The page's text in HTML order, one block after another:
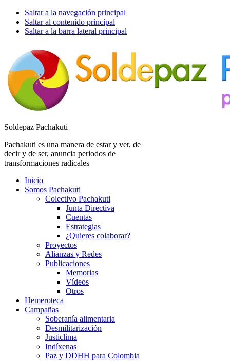
Saltar a la navegación principal
Saltar al contenido principal
Saltar a la barra lateral principal
Soldepaz Pachakuti
Pachakuti es una manera de estar y ver, de
decir y de ser, anuncia periodos de
transformaciones radicales
Inicio
Somos Pachakuti
Colectivo Pachakuti
Junta Directiva
Cuentas
Estrategias
¿Quieres colaborar?
Proyectos
Alianzas y Redes
Publicaciones
Memorias
Vídeos
Otros
Hemeroteca
Campañas
Soberanía alimentaria
Desmilitarización
Justiclima
Indíxenas
Paz y DDHH para Colombia